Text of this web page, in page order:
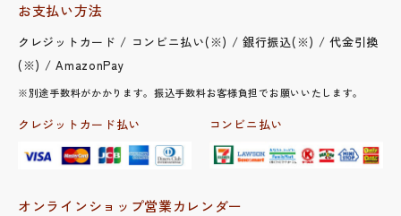
お支払い方法
クレジットカード / コンビニ払い(※) / 銀行振込(※) / 代金引換
(※) / AmazonPay
※別途手数料がかかります。振込手数料お客様負担でお願いいたします。
クレジットカード払い コンビニ払い
オンラインショップ営業カレンダー